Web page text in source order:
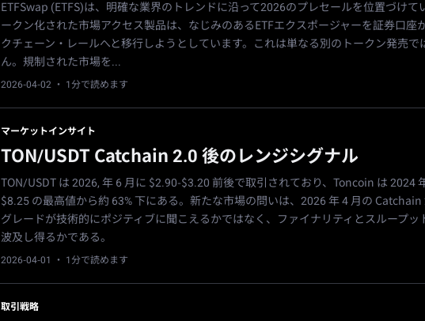
ETFSwap (ETFS)は、明確な業界のトレンドに沿って2026のプレセールを位置づけて
ークン化された市場アクセス製品は、なじみのあるETFエクスポージャーを証券口座
クチェーン・レールへと移行しようとしています。これは単なる別のトークン発売で
ん。規制された市場を...
2026-04-02 · 1分で読めます
マーケットインサイト
TON/USDT Catchain 2.0 後のレンジシグナル
TON/USDT は 2026, 年 6 月に $2.90-$3.20 前後で取引されており、Toncoin は 2024
$8.25 の最高値から約 63% 下にある。新たな市場の問いは、2026 年 4 月の Catchain
グレードが技術的にポジティブに聞こえるかではなく、ファイナリティとスループッ
波及し得るかである。
2026-04-01 · 1分で読めます
取引戦略